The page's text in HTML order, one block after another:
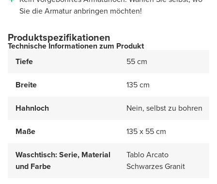
Sie die Armatur anbringen möchten!
Produktspezifikationen
Technische Informationen zum Produkt
Tiefe
55 cm
Breite 135 cm
Hahnloch Nein, selbst zu bohren
Maße 135 x 55 cm
Waschtisch: Serie, Material
und Farbe
Tablo Arcato
Schwarzes Granit